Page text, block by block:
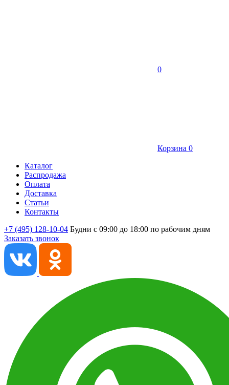
0
Корзина 0
Каталог
Распродажа
Оплата
Доставка
Статьи
Контакты
+7 (495) 128-10-04 Будни с 09:00 до 18:00 по рабочим дням
Заказать звонок